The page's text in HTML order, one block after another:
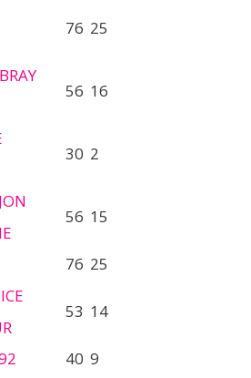
76 25
56 16
30 2
56 15
76 25
53 14
40 9